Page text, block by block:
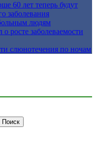
60 лет теперь будут
заболевания
людям
росте заболеваемости
слюнотечения по ночам